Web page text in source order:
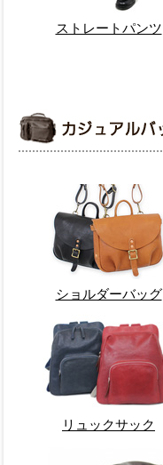
ストレートパンツ
ショルダーバッグ
リュックサック